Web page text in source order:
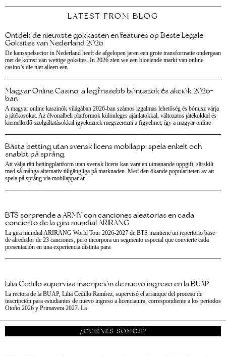
LATEST FROM BLOG
Ontdek de nieuwste gokkasten en features op Beste Legale
Goksites van Nederland 2026
De kansspelsector in Nederland heeft de afgelopen jaren een grote transformatie ondergaan
met de komst van wettige goksites. In 2026 zien we een bloeiende markt van online
casino’s die niet alleen een
Magyar Online Casino: a legfrissebb bónuszok és akciók 2026-
ban
A magyar online kaszinók világában 2026-ban számos izgalmas lehetőség és bónusz várja
a játékosokat. Az élvonalbeli platformok különleges ajánlatokkal, változatos játékokkal és
kiemelkedő szolgáltatásokkal igyekeznek megszerezni a figyelmet, így a magyar online
Bästa betting utan svensk licens mobilapp: spela enkelt och
snabbt på språng
Att välja rätt bettingplattform utan svensk licens kan vara en utmanande uppgift, särskilt
med så många alternativ tillgängliga på marknaden. Med den ökande populariteten av att
spela på språng via mobilappar är
BTS sorprende a ARMY con canciones aleatorias en cada
concierto de la gira mundial ARIRANG
La gira mundial ARIRANG World Tour 2026-2027 de BTS mantiene un repertorio base
de alrededor de 23 canciones, pero incorpora un segmento especial que convierte cada
presentación en una experiencia distinta para
Lilia Cedillo supervisa inscripción de nuevo ingreso en la BUAP
La rectora de la BUAP, Lilia Cedillo Ramírez, supervisó el arranque del proceso de
inscripción para estudiantes de nuevo ingreso a licenciatura, correspondiente a los periodos
Otoño 2026 y Primavera 2027. La
¿QUIÉNES SÓMOS?